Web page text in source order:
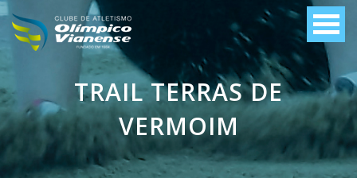
TRAIL TERRAS DE
VERMOIM